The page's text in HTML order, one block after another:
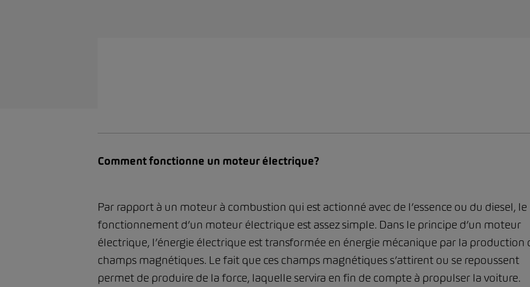
Comment fonctionne un moteur électrique?
Par rapport à un moteur à combustion qui est actionné avec de l’essence ou du diesel, le
fonctionnement d’un moteur électrique est assez simple. Dans le principe d’un moteur
électrique, l’énergie électrique est transformée en énergie mécanique par la production
champs magnétiques. Le fait que ces champs magnétiques s’attirent ou se repoussent
permet de produire de la force, laquelle servira en fin de compte à propulser la voiture.